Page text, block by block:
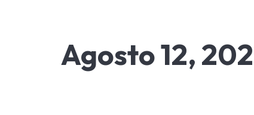
Agosto 12,